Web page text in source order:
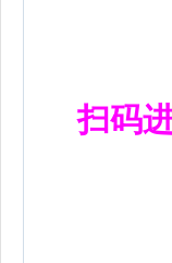
扫码